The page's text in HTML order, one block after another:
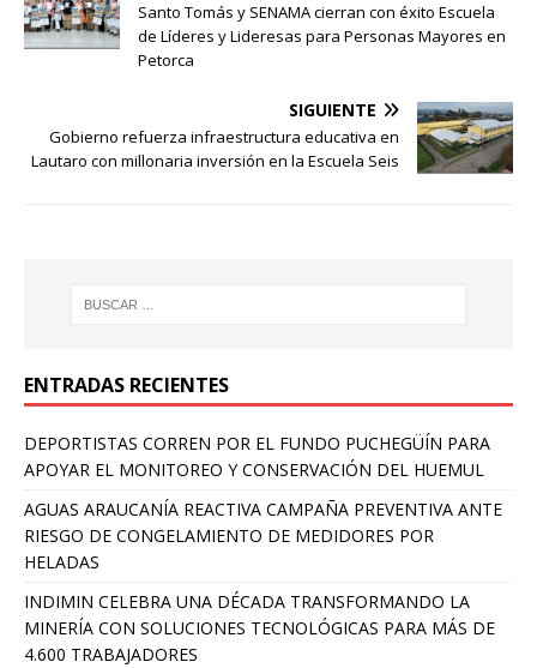
Santo Tomás y SENAMA cierran con éxito Escuela
de Líderes y Lideresas para Personas Mayores en
Petorca
SIGUIENTE
Gobierno refuerza infraestructura educativa en
Lautaro con millonaria inversión en la Escuela Seis
ENTRADAS RECIENTES
DEPORTISTAS CORREN POR EL FUNDO PUCHEGÜÍN PARA
APOYAR EL MONITOREO Y CONSERVACIÓN DEL HUEMUL
AGUAS ARAUCANÍA REACTIVA CAMPAÑA PREVENTIVA ANTE
RIESGO DE CONGELAMIENTO DE MEDIDORES POR
HELADAS
INDIMIN CELEBRA UNA DÉCADA TRANSFORMANDO LA
MINERÍA CON SOLUCIONES TECNOLÓGICAS PARA MÁS DE
4.600 TRABAJADORES